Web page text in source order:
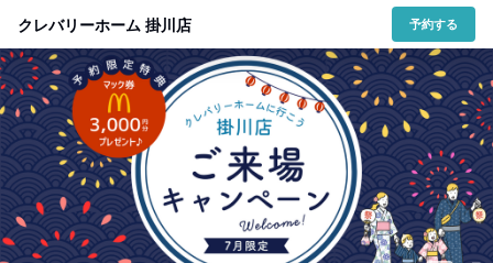
クレバリーホーム 掛川店 予約する